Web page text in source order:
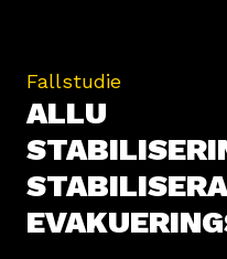
Fallstudie
ALLU